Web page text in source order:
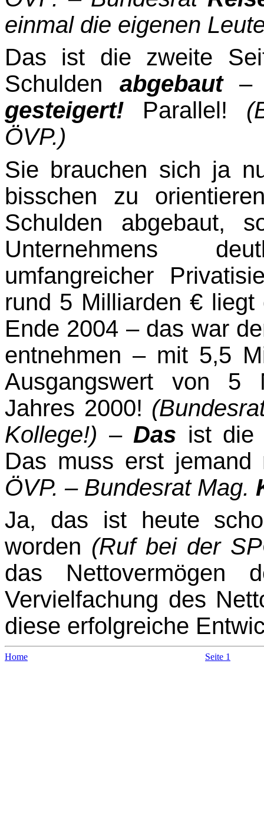
einmal die eigenen
Das ist die zweite
Schulden abgebaut
gesteigert! Parallel!
ÖVP.)
Sie brauchen sich ja
bisschen zu
Schulden abgebaut,
Unternehmens
umfangreicher
rund 5 Milliar­den €
Ende 2004 – das war
entnehmen – mit 5,5
Ausgangswert von
Jahres 2000!
Kolle­ge!) – Das ist die
Das muss erst
ÖVP. – Bundesrat Mag.
Ja, das ist heute
worden (Ruf bei der
das Nettovermögen
Vervielfachung des
diese erfolgreiche
Home Seite 1